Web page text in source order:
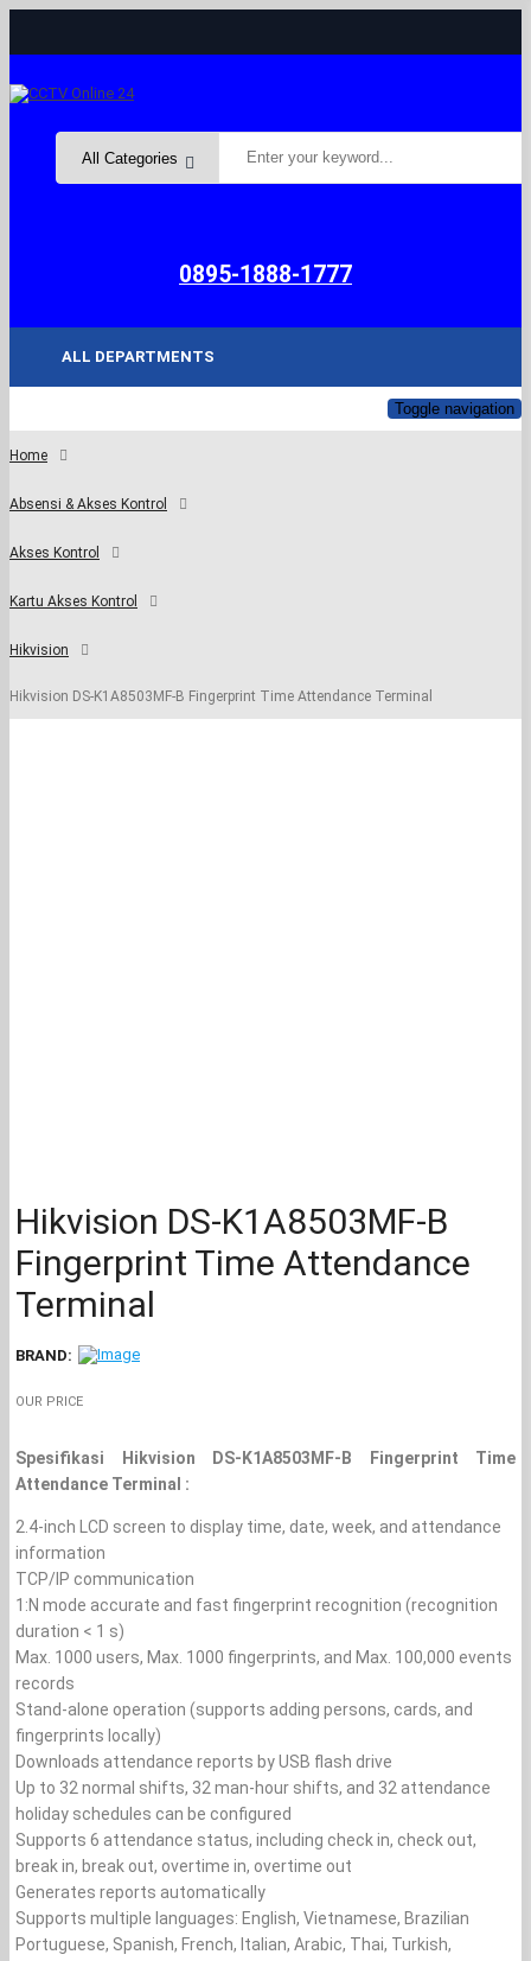
0895-1888-1777
ALL DEPARTMENTS
Toggle navigation
Home
Absensi & Akses Kontrol
Akses Kontrol
Kartu Akses Kontrol
Hikvision
Hikvision DS-K1A8503MF-B Fingerprint Time Attendance Terminal
Hikvision DS-K1A8503MF-B
Fingerprint Time Attendance
Terminal
BRAND:
OUR PRICE
Spesifikasi Hikvision DS-K1A8503MF-B Fingerprint Time
Attendance Terminal :
2.4-inch LCD screen to display time, date, week, and attendance
information
TCP/IP communication
1:N mode accurate and fast fingerprint recognition (recognition
duration < 1 s)
Max. 1000 users, Max. 1000 fingerprints, and Max. 100,000 events
records
Stand-alone operation (supports adding persons, cards, and
fingerprints locally)
Downloads attendance reports by USB flash drive
Up to 32 normal shifts, 32 man-hour shifts, and 32 attendance
holiday schedules can be configured
Supports 6 attendance status, including check in, check out,
break in, break out, overtime in, overtime out
Generates reports automatically
Supports multiple languages: English, Vietnamese, Brazilian
Portuguese, Spanish, French, Italian, Arabic, Thai, Turkish,